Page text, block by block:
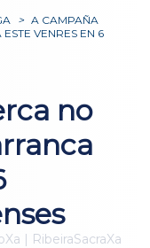
> A CAMPAÑA
VENRES EN 6
no
| RibeiraSacraXa